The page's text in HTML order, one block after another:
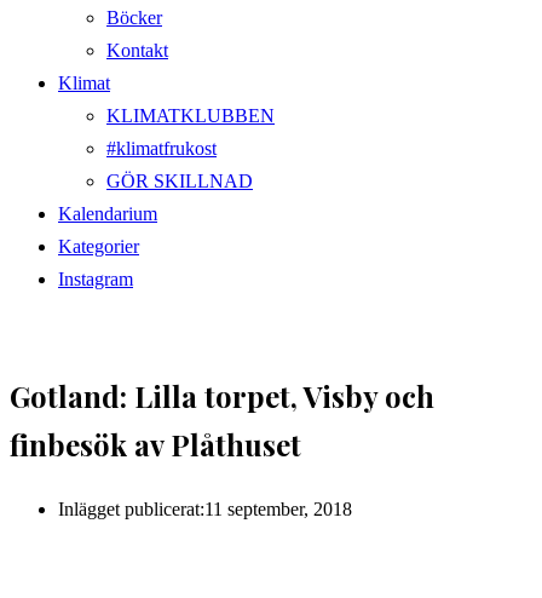
Böcker
Kontakt
Klimat
KLIMATKLUBBEN
#klimatfrukost
GÖR SKILLNAD
Kalendarium
Kategorier
Instagram
Gotland: Lilla torpet, Visby och
finbesök av Plåthuset
Inlägget publicerat:11 september, 2018